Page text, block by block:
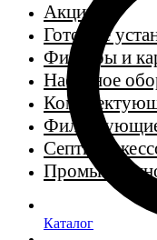
Акции
Готовые
Фильтры и
Насосное
Септики,
Каталог